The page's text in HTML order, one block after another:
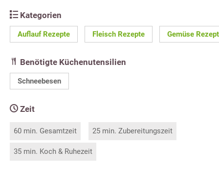
Kategorien
Auflauf Rezepte Fleisch Rezepte Gemüse
Benötigte Küchenutensilien
Schneebesen
Zeit
60 min. Gesamtzeit 25 min. Zubereitungszeit
35 min. Koch & Ruhezeit